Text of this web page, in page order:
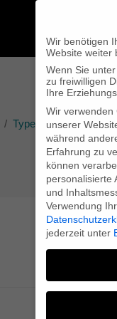
Type|Filmnews
Wir benötigen
Website weiter
Wenn Sie
zu freiwilligen
Ihre
Wir verwenden
unserer
während
Erfahrung zu
können
personalisierte
und
Verwendung
jederzeit unter